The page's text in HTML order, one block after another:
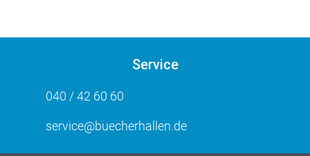
Service
040 / 42 60 60
service@buecherhallen.de